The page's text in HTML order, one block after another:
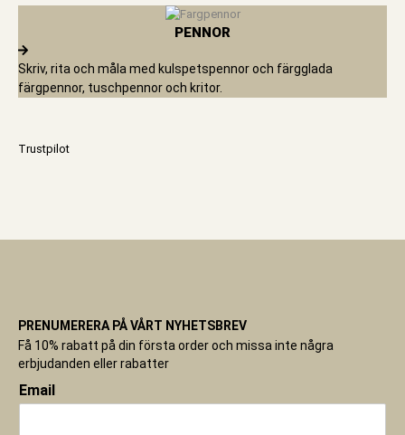
PENNOR
Skriv, rita och måla med kulspetspennor och färgglada
färgpennor, tuschpennor och kritor.
Trustpilot
PRENUMERERA PÅ VÅRT NYHETSBREV
Få 10% rabatt på din första order och missa inte några
erbjudanden eller rabatter
Email